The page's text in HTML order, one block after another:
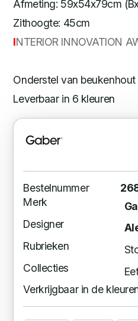
Afmeting: 59x54x79cm
Zithoogte: 45cm
INTERIOR INNOVATION
Onderstel van beukenhout
Leverbaar in 6 kleuren
Bestelnummer
Merk
Designer
Rubrieken
Collecties
Verkrijgbaar in de